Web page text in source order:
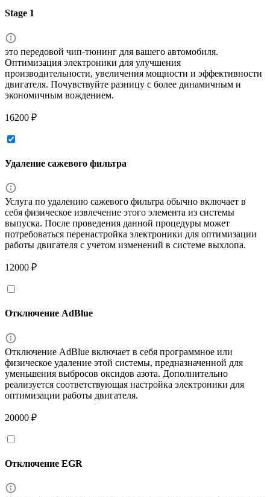
Stage 1
это передовой чип-тюнинг для вашего автомобиля.
Оптимизация электроники для улучшения
производительности, увеличения мощности и эффективности
двигателя. Почувствуйте разницу с более динамичным и
экономичным вождением.
16200 ₽
Удаление сажевого фильтра
Услуга по удалению сажевого фильтра обычно включает в
себя физическое извлечение этого элемента из системы
выпуска. После проведения данной процедуры может
потребоваться перенастройка электроники для оптимизации
работы двигателя с учетом изменений в системе выхлопа.
12000 ₽
Отключение AdBlue
Отключение AdBlue включает в себя программное или
физическое удаление этой системы, предназначенной для
уменьшения выбросов оксидов азота. Дополнительно
реализуется соответствующая настройка электроники для
оптимизации работы двигателя.
20000 ₽
Отключение EGR